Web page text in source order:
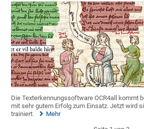
Die Texterkennungssoftware OCR4all kommt
mit sehr gutem Erfolg zum Einsatz. Jetzt wird
trainiert.
Mehr